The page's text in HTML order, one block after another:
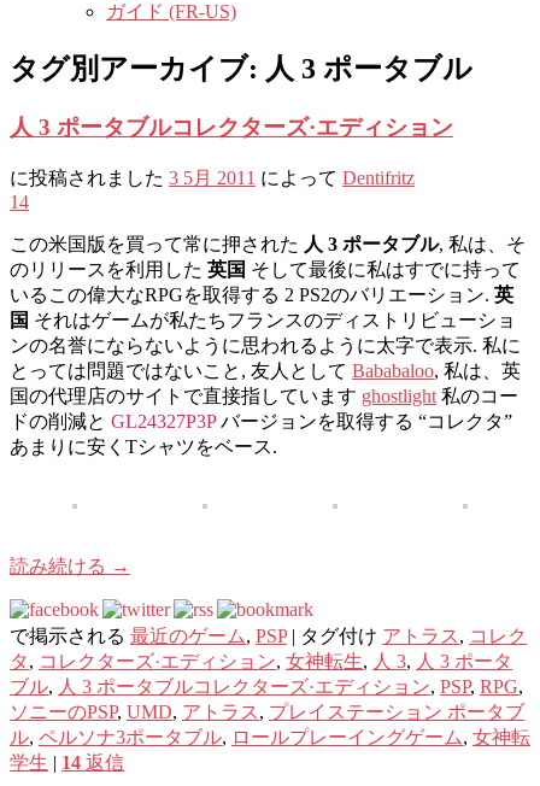
ガイド (FR-US)
タグ別アーカイブ: 人 3 ポータブル
人 3 ポータブルコレクターズ·エディション
に投稿されました 3 5月 2011 によって Dentifritz
14
この米国版を買って常に押された 人 3 ポータブル, 私は、そ
のリリースを利用した 英国 そして最後に私はすでに持って
いるこの偉大なRPGを取得する 2 PS2のバリエーション. 英
国 それはゲームが私たちフランスのディストリビューショ
ンの名誉にならないように思われるように太字で表示. 私に
とっては問題ではないこと, 友人として Bababaloo, 私は、英
国の代理店のサイトで直接指しています ghostlight 私のコー
ドの削減と GL24327P3Pバージョンを取得する “コレクタ”
あまりに安くTシャツをベース.
読み続ける →
で掲示される 最近のゲーム, PSP | タグ付け アトラス , コレク
タ , コレクターズ·エディション, 女神転生, 人 3, 人 3 ポータ
ブル, 人 3 ポータブルコレクターズ·エディション, PSP, RPG,
ソニーのPSP, UMD, アトラス , プレイステーション ポータブ
ル, ペルソナ3ポータブル, ロールプレーイングゲーム, 女神転
学生 | 14 返信